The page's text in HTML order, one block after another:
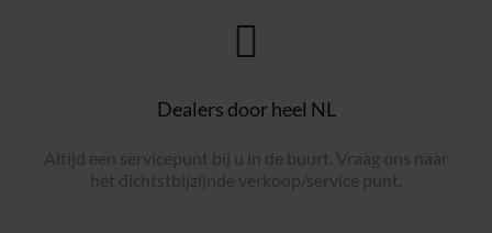
Dealers door heel NL
Altijd een servicepunt bij u in de buurt. Vraag ons naar
het dichtstbijzijnde verkoop/service punt.